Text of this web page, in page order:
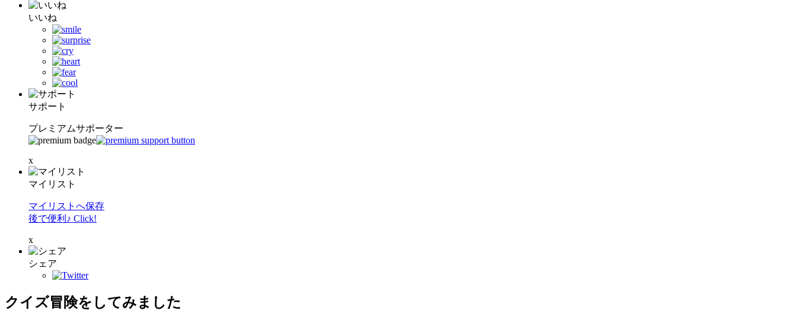
いいね
サポート
プレミアムサポーター
x
マイリスト
マイリストへ保存
後で便利♪ Click!
x
シェア
クイズ冒険をしてみました